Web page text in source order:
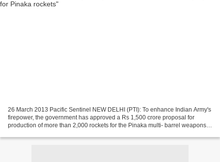
26 March 2013 Pacific Sentinel NEW DELHI (PTI): To enhance Indian Army's
firepower, the government has approved a Rs 1,500 crore proposal for
production of more than 2,000 rockets for the Pinaka multi- barrel weapons